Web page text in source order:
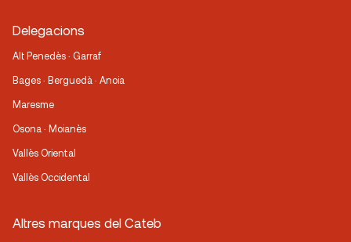
Delegacions
Alt Penedès · Garraf
Bages · Berguedà · Anoia
Maresme
Osona · Moianès
Vallès Oriental
Vallès Occidental
Altres marques del Cateb